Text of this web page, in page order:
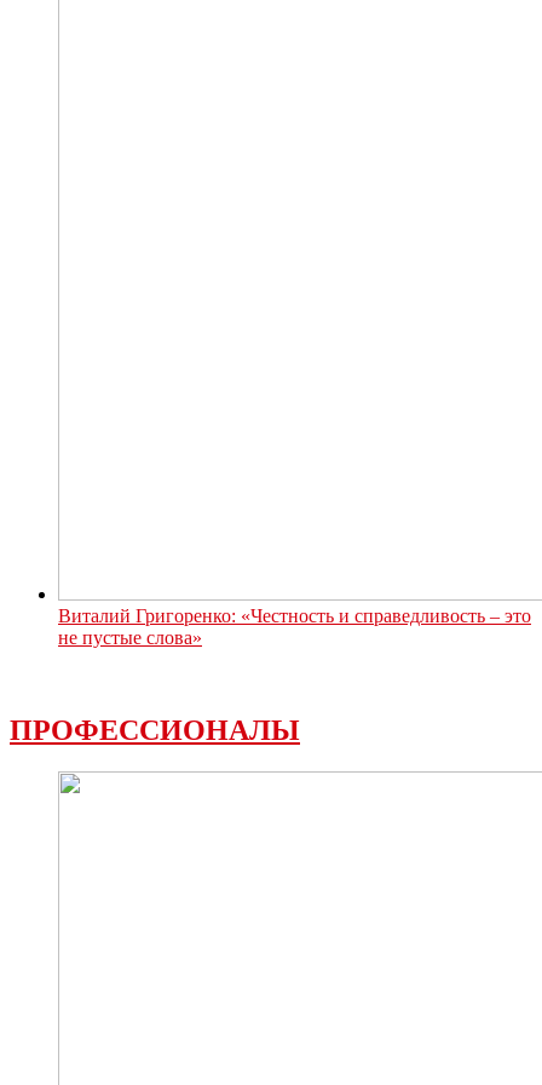
Виталий Григоренко: «Честность и справедливость – это
не пустые слова»
ПРОФЕССИОНАЛЫ